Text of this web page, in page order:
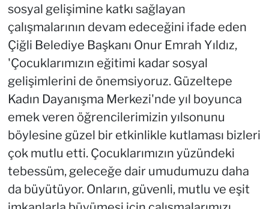
sosyal gelişimine katkı sağlayan
çalışmalarının devam edeceğini ifade eden
Çiğli Belediye Başkanı Onur Emrah Yıldız,
'Çocuklarımızın eğitimi kadar sosyal
gelişimlerini de önemsiyoruz. Güzeltepe
Kadın Dayanışma Merkezi'nde yıl boyunca
emek veren öğrencilerimizin yılsonunu
böylesine güzel bir etkinlikle kutlaması bizleri
çok mutlu etti. Çocuklarımızın yüzündeki
tebessüm, geleceğe dair umudumuzu daha
da büyütüyor. Onların, güvenli, mutlu ve eşit